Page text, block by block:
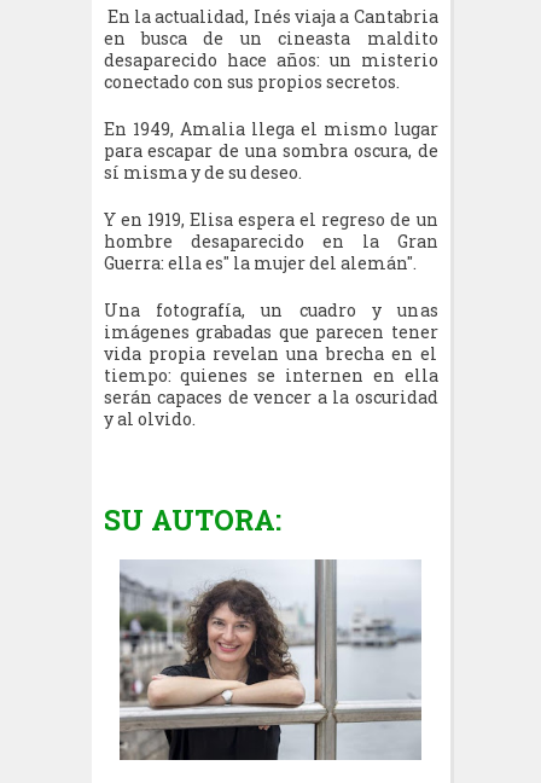
En la actualidad, Inés viaja a Cantabria
en busca de un cineasta maldito
desaparecido hace años: un misterio
conectado con sus propios secretos.
En 1949, Amalia llega el mismo lugar
para escapar de una sombra oscura, de
sí misma y de su deseo.
Y en 1919, Elisa espera el regreso de un
hombre desaparecido en la Gran
Guerra: ella es" la mujer del alemán".
Una fotografía, un cuadro y unas
imágenes grabadas que parecen tener
vida propia revelan una brecha en el
tiempo: quienes se internen en ella
serán capaces de vencer a la oscuridad
y al olvido.
SU AUTORA: